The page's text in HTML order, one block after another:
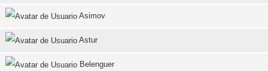
Asimov
Astur
Belenguer